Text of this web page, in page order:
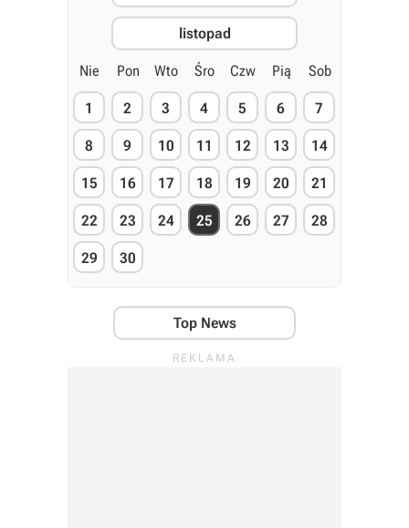
listopad
Nie Pon Wto Śro Czw Pią Sob
1 2 3 4 5 6 7
8 9 10 11 12 13 14
15 16 17 18 19 20 21
22 23 24 25 26 27 28
29 30
Top News